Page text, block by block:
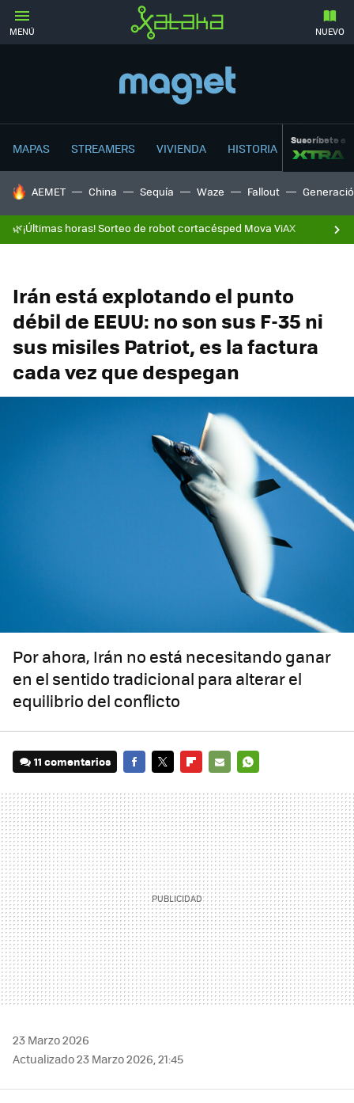
MENÚ NUEVO
MAPAS STREAMERS VIVIENDA HISTORIA Suscríbete a
HOY SE HABLA DE
AEMET China Sequía Waze Fallout
🌿¡Últimas horas! Sorteo de robot cortacésped Mova ViAX
Irán está explotando el punto
débil de EEUU: no son sus F-35 ni
sus misiles Patriot, es la factura
cada vez que despegan
Por ahora, Irán no está necesitando ganar
en el sentido tradicional para alterar el
equilibrio del conflicto
11 comentarios
MAIL
23 Marzo 2026
Actualizado 23 Marzo 2026, 21:45